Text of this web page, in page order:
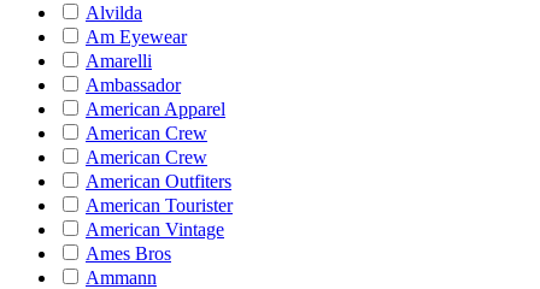
Alvilda
Am Eyewear
Amarelli
Ambassador
American Apparel
American Crew
American Crew
American Outfiters
American Tourister
American Vintage
Ames Bros
Ammann